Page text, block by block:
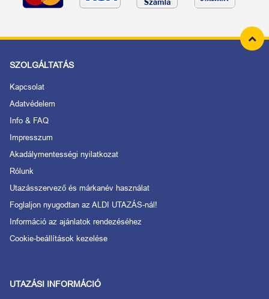
SZOLGÁLTATÁS
Kapcsolat
Adatvédelem
Info & FAQ
Impresszum
Akadálymentességi nyilatkozat
Rólunk
Utazásszervező és márkanév használat
Foglaljon nyugodtan az ALDI UTAZÁS-nál!
Információ az ajánlatok rendezéséhez
Cookie-beállítások kezelése
UTAZÁSI INFORMÁCIÓ